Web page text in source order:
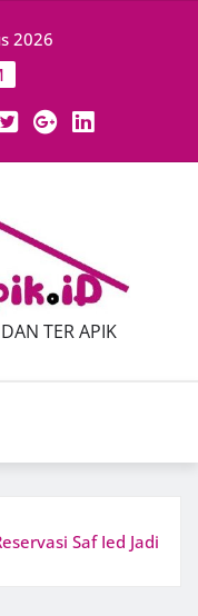
2026
TER APIK
Saf Ied Jadi